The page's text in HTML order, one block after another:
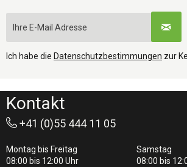
Ich habe die Datenschutzbestimmungen zur
Kontakt
+41 (0)55 444 11 05
Montag bis Freitag
08:00 bis 12:00 Uhr
Samstag
08:00 bis